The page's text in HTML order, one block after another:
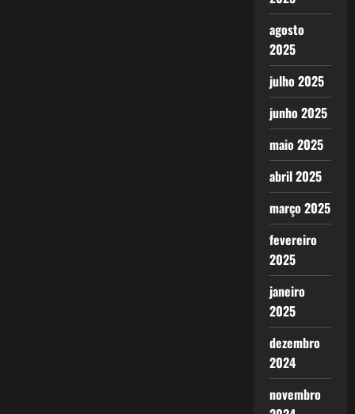
agosto
2025
julho 2025
junho 2025
maio 2025
abril 2025
março 2025
fevereiro
2025
janeiro
2025
dezembro
2024
novembro